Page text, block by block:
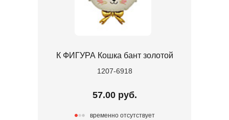
К ФИГУРА Кошка бант золотой
1207-6918
57.00 руб.
временно отсутствует